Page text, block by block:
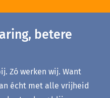
betere
Zó werken wij. Want
écht met alle vrijheid